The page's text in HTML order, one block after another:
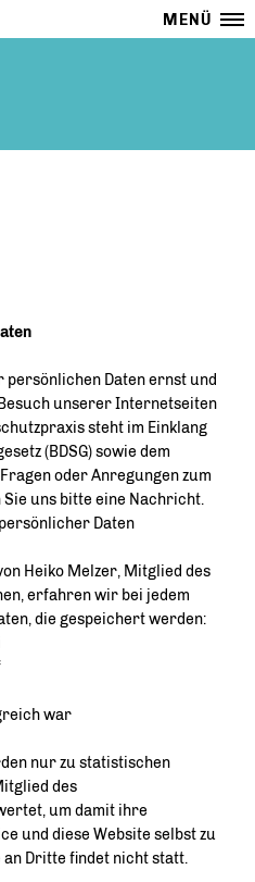
MENÜ
Daten ernst und
unserer Internetseiten
steht im Einklang
(BDSG) sowie dem
oder Anregungen zum
uns bitte eine Nachricht.
Daten
Heiko Melzer, Mitglied des
erfahren wir bei jedem
die gespeichert werden:
war
nur zu statistischen
des
um damit ihre
und diese Website selbst zu
Dritte findet nicht statt.